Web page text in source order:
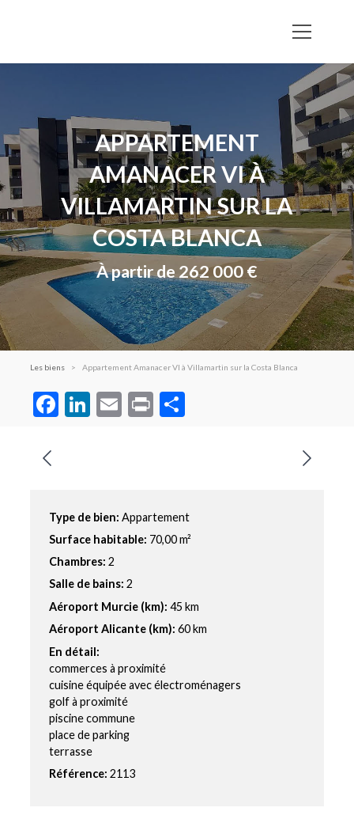
APPARTEMENT
AMANACER VI À
VILLAMARTIN SUR LA
COSTA BLANCA
À partir de 262 000 €
Les biens Appartement Amanacer VI à Villamartin sur la Costa Blanca
Facebook
LinkedIn
Email
Print
Type de bien: Appartement
Surface habitable: 70,00 m²
Chambres: 2
Salle de bains: 2
Aéroport Murcie (km): 45 km
Aéroport Alicante (km): 60 km
En détail:
commerces à proximité
cuisine équipée avec électroménagers
golf à proximité
piscine commune
place de parking
terrasse
Référence:2113